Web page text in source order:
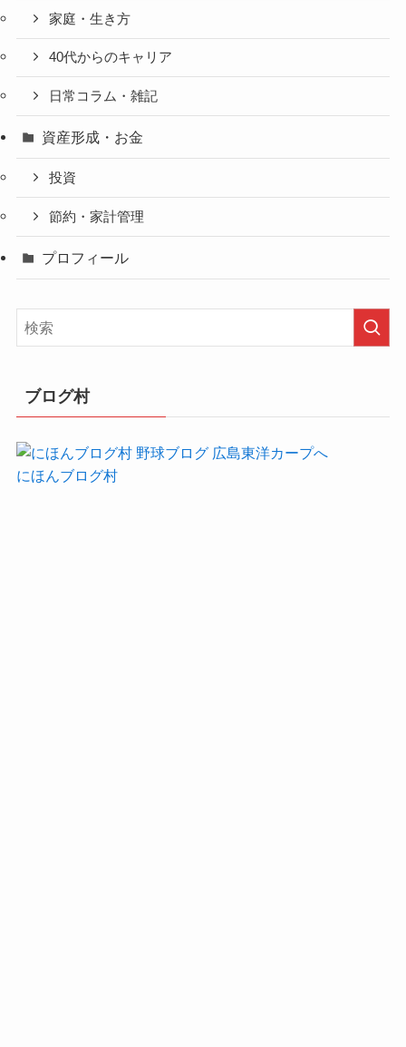
家庭・生き方
40代からのキャリア
日常コラム・雑記
資産形成・お金
投資
節約・家計管理
プロフィール
ブログ村
にほんブログ村